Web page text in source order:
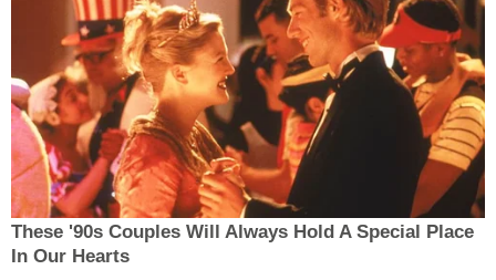
These '90s Couples Will Always Hold A Special Place
In Our Hearts